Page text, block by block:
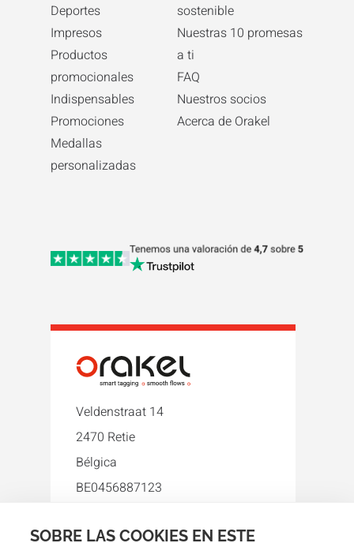
SOBRE LAS COOKIES EN ESTE
Deportes
Impresos
Productos
promocionales
Indispensables
Promociones
Medallas
personalizadas
sostenible
Nuestras 10 promesas
a ti
FAQ
Nuestros socios
Acerca de Orakel
Veldenstraat 14
2470 Retie
Bélgica
BE0456887123